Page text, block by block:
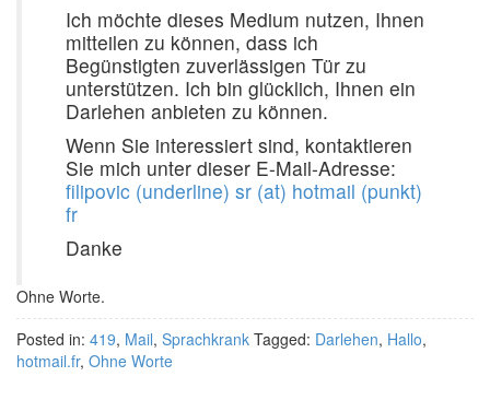
Ich möchte dieses Medium nutzen, Ihnen
mitteilen zu können, dass ich
Begünstigten zuverlässigen Tür zu
unterstützen. Ich bin glücklich, Ihnen ein
Darlehen anbieten zu können.
Wenn Sie interessiert sind, kontaktieren
Sie mich unter dieser E-Mail-Adresse:
filipovic (underline) sr (at) hotmail (punkt)
fr
Danke
Ohne Worte.
Posted in: 419, Mail, Sprachkrank Tagged: Darlehen, Hallo,
hotmail.fr, Ohne Worte